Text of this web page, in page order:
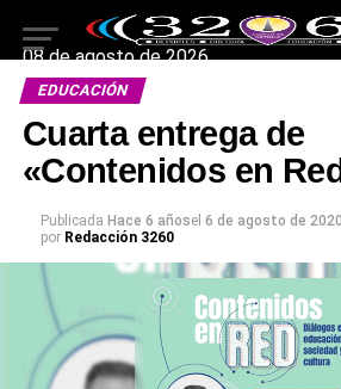
08 de agosto de 2026
EDUCACIÓN
Cuarta entrega de
«Contenidos en
Publicada Hace 6 añosel 6 de agosto de 2020
por Redacción 3260